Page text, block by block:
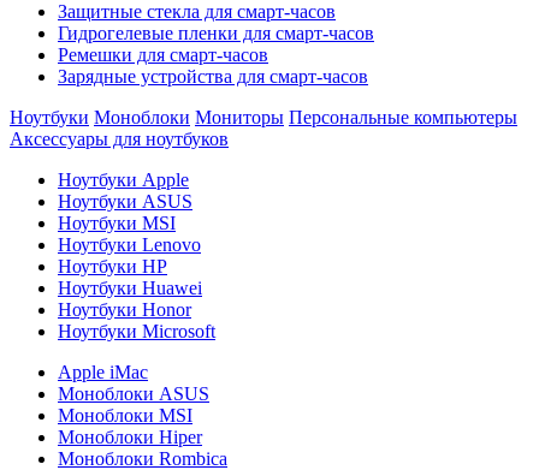
Защитные стекла для смарт-часов
Гидрогелевые пленки для смарт-часов
Ремешки для смарт-часов
Зарядные устройства для смарт-часов
Ноутбуки Моноблоки Мониторы Персональные компьютеры
Аксессуары для ноутбуков
Ноутбуки Apple
Ноутбуки ASUS
Ноутбуки MSI
Ноутбуки Lenovo
Ноутбуки HP
Ноутбуки Huawei
Ноутбуки Honor
Ноутбуки Microsoft
Apple iMac
Моноблоки ASUS
Моноблоки MSI
Моноблоки Hiper
Моноблоки Rombica